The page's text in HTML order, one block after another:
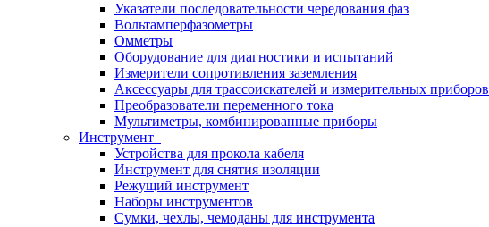
Указатели последовательности чередования фаз
Вольтамперфазометры
Омметры
Оборудование для диагностики и испытаний
Измерители сопротивления заземления
Аксессуары для трассоискателей и измерительных приборов
Преобразователи переменного тока
Мультиметры, комбинированные приборы
Инструмент
Устройства для прокола кабеля
Инструмент для снятия изоляции
Режущий инструмент
Наборы инструментов
Сумки, чехлы, чемоданы для инструмента